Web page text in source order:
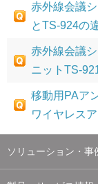
赤外線会議
とTS-924の
赤外線会議
ニットTS-
移動用PAア
ワイヤレス
ソリューション・事